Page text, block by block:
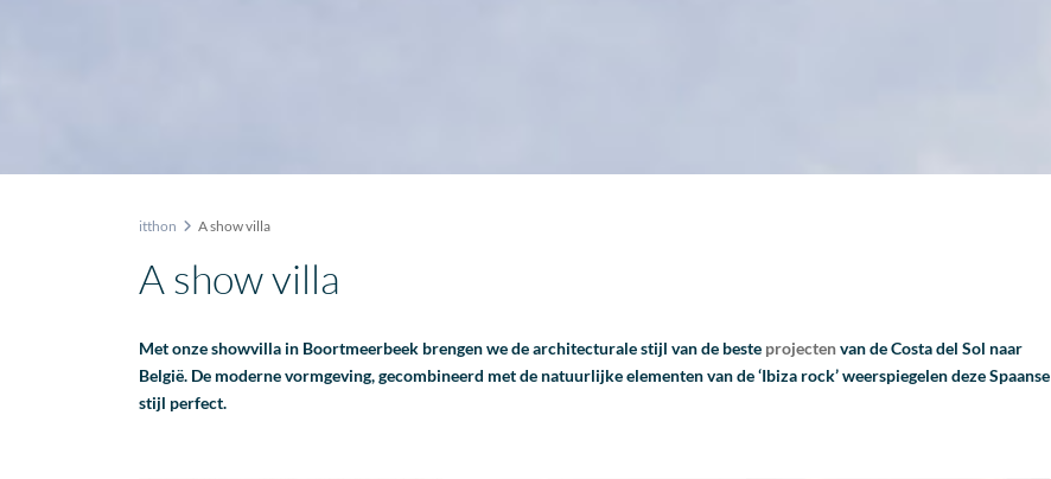
itthon A show villa
A show villa
Met onze showvilla in Boortmeerbeek brengen we de architecturale stijl van de beste projectenvan de Costa del Sol naar
België. De moderne vormgeving, gecombineerd met de natuurlijke elementen van de ‘Ibiza rock’ weerspiegelen deze Spaanse
stijl perfect.